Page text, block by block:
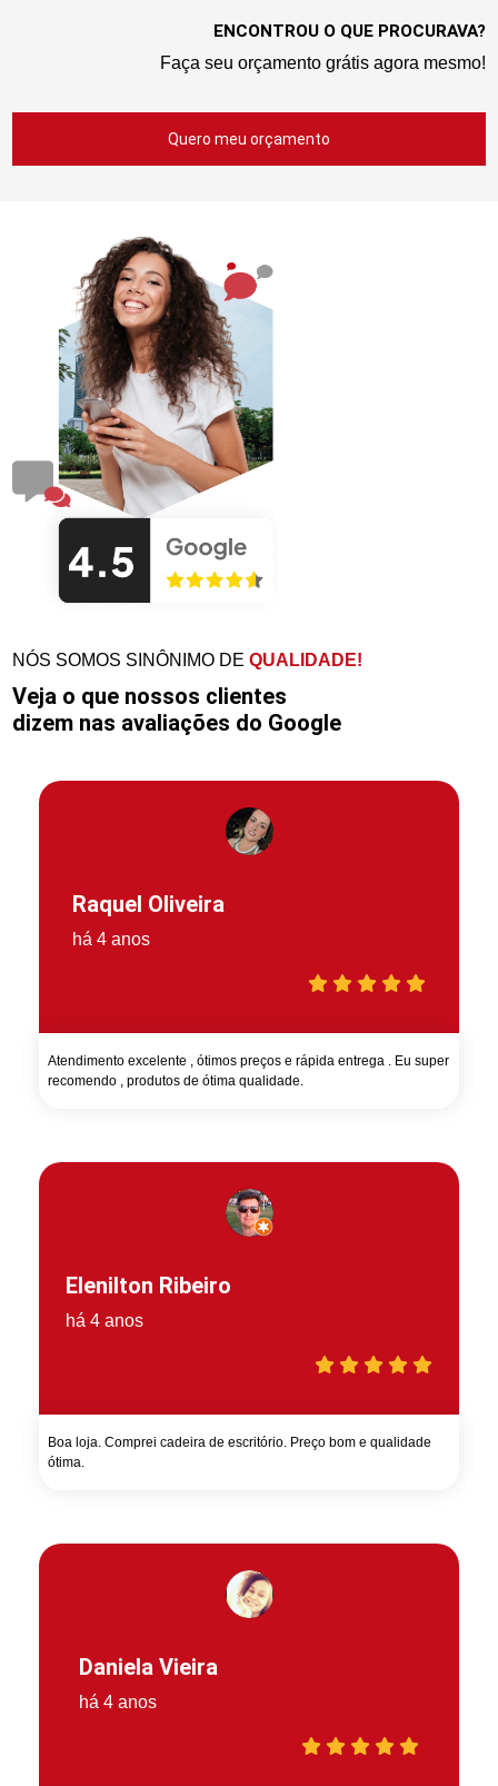
ENCONTROU O QUE PROCURAVA?
Faça seu orçamento grátis agora mesmo!
Quero meu orçamento
NÓS SOMOS SINÔNIMO DEQUALIDADE!
Veja o que nossos clientes
dizem nas avaliações do Google
Raquel Oliveira
há 4 anos
Atendimento excelente , ótimos preços e rápida entrega . Eu super
recomendo , produtos de ótima qualidade.
Elenilton Ribeiro
há 4 anos
Boa loja. Comprei cadeira de escritório. Preço bom e qualidade
ótima.
Daniela Vieira
há 4 anos